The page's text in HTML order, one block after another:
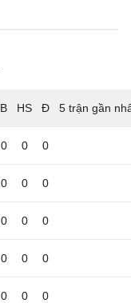
5 trận gần
0 0 0
0 0 0
0 0 0
0 0 0
0 0 0